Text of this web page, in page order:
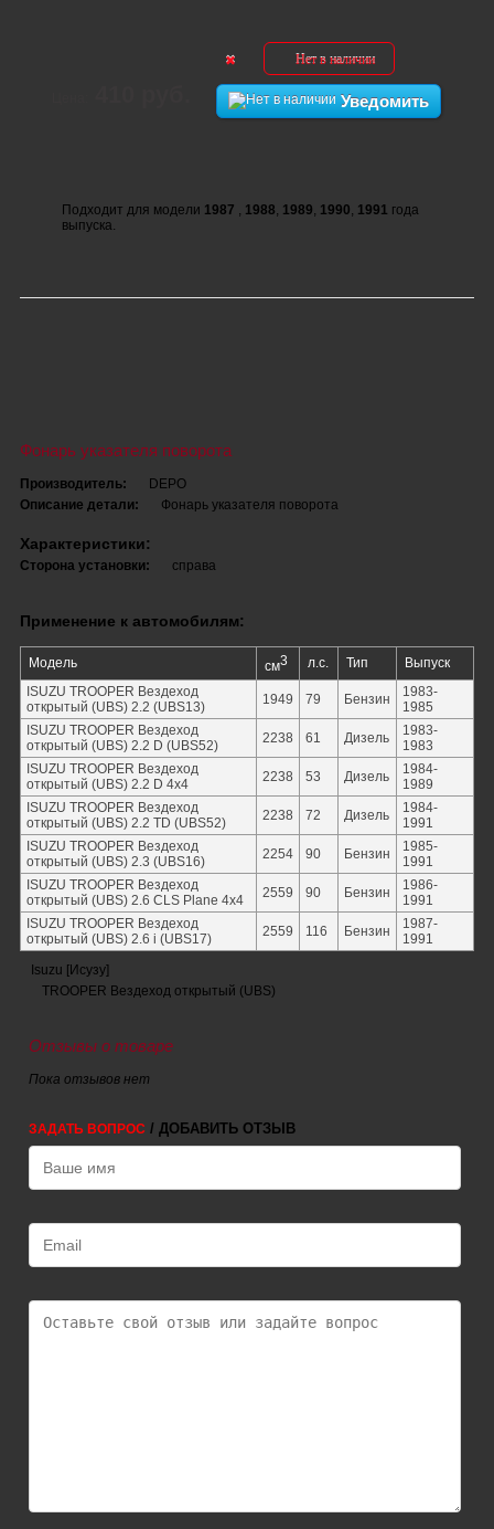
Нет в наличии
Уведомить
Подходит для модели 1987 , 1988, 1989, 1990, 1991 года
выпуска.
Фонарь указателя поворота
Производитель:
DEPO
Описание детали:
Фонарь указателя поворота
Характеристики:
Сторона установки: справа
Применение к автомобилям:
Модель см3 л.с. Тип
Выпуск
ISUZU TROOPER Вездеход
открытый (UBS) 2.2 (UBS13)
1949 79 Бензин
1983-
1985
ISUZU TROOPER Вездеход
открытый (UBS) 2.2 D (UBS52)
2238 61 Дизель
1983-
1983
ISUZU TROOPER Вездеход
открытый (UBS) 2.2 D 4x4
2238 53 Дизель
1984-
1989
ISUZU TROOPER Вездеход
открытый (UBS) 2.2 TD (UBS52)
2238 72 Дизель
1984-
1991
ISUZU TROOPER Вездеход
открытый (UBS) 2.3 (UBS16)
2254 90 Бензин
1985-
1991
ISUZU TROOPER Вездеход
открытый (UBS) 2.6 CLS Plane 4x4
2559 90 Бензин
1986-
1991
ISUZU TROOPER Вездеход
открытый (UBS) 2.6 i (UBS17)
2559 116 Бензин
1987-
1991
Isuzu [Исузу]
TROOPER Вездеход открытый (UBS)
Отзывы о товаре
Пока отзывов нет
ЗАДАТЬ ВОПРОС / ДОБАВИТЬ ОТЗЫВ